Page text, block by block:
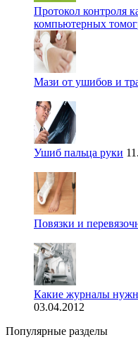
Протокол контроля
компьютерных
Мази от ушибов и
Ушиб пальца руки
Повязки и
Какие журналы
03.04.2012
Популярные разделы